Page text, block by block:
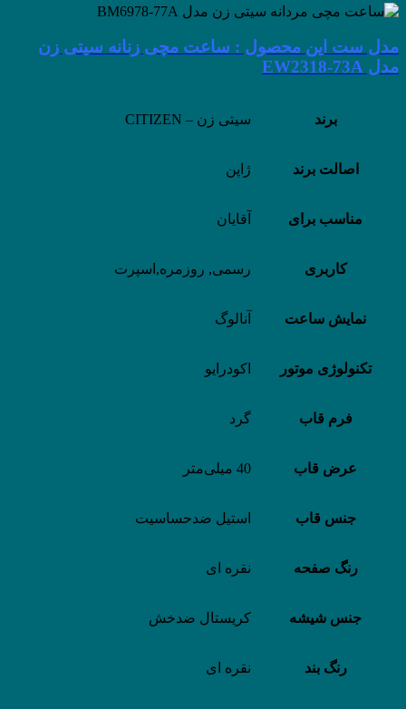
مدل ست این محصول : ساعت مچی زنانه سیتی زن
مدل EW2318-73A
برند سیتی زن – CITIZEN
اصالت برند ژاپن
مناسب برای آقایان
کاربری رسمی, روزمره,اسپرت
نمایش ساعت آنالوگ
تکنولوژی موتور اکودرایو
فرم قاب گرد
عرض قاب 40 میلی‌متر
جنس قاب استیل ضدحساسیت
رنگ صفحه نقره ای
جنس شیشه کریستال ضدخش
رنگ بند نقره ای